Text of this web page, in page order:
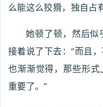
么能这么狡猾，独自占
她顿了顿，然后似
接着说了下去：“而且
也渐渐觉得，那些形
重要了。”